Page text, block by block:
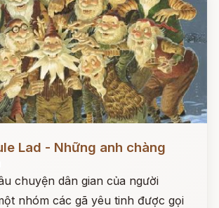
Lad - Những anh chàng
chuyện dân gian của người
nhóm các gã yêu tinh được gọi